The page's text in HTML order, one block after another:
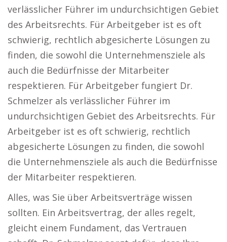
verlässlicher Führer im undurchsichtigen Gebiet
des Arbeitsrechts. Für Arbeitgeber ist es oft
schwierig, rechtlich abgesicherte Lösungen zu
finden, die sowohl die Unternehmensziele als
auch die Bedürfnisse der Mitarbeiter
respektieren. Für Arbeitgeber fungiert Dr.
Schmelzer als verlässlicher Führer im
undurchsichtigen Gebiet des Arbeitsrechts. Für
Arbeitgeber ist es oft schwierig, rechtlich
abgesicherte Lösungen zu finden, die sowohl
die Unternehmensziele als auch die Bedürfnisse
der Mitarbeiter respektieren.
Alles, was Sie über Arbeitsverträge wissen
sollten. Ein Arbeitsvertrag, der alles regelt,
gleicht einem Fundament, das Vertrauen